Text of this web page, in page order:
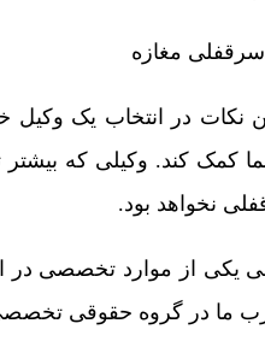
نکات در انتخاب یک وکیل
کمک کند. وکیلی که
نخواهد بود.
یکی از موارد تخصصی در
ما در گروه حقوقی